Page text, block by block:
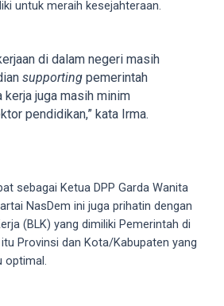
untuk meraih kesejahteraan.
di dalam negeri masih
supporting pemerintah
kerja juga masih minim
pendidikan,” kata Irma.
sebagai Ketua DPP Garda Wanita
NasDem ini juga prihatin dengan
(BLK) yang dimiliki Pemerintah di
Provinsi dan Kota/Kabupaten yang
optimal.